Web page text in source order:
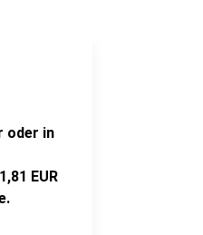
oder in
EUR